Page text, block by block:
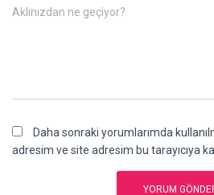
Aklınızdan ne geçiyor?
Daha sonraki yorumlarımda
adresim ve site adresim bu tarayıcıya